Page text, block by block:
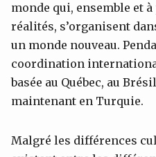
monde qui, ensemble et
réalités, s’organisent
un monde nouveau.
coordination
basée au Québec, au
maintenant en Turquie.
Malgré les différences